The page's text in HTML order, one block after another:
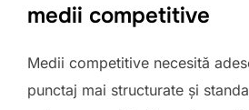
medii competitive
Medii competitive necesită
punctaj mai structurate și